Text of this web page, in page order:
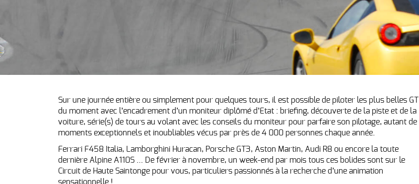
Sur une journée entière ou simplement pour quelques tours, il est possible de piloter les plus belles GT
du moment avec l’encadrement d’un moniteur diplômé d’Etat : briefing, découverte de la piste et de la
voiture, série(s) de tours au volant avec les conseils du moniteur pour parfaire son pilotage, autant de
moments exceptionnels et inoubliables vécus par près de 4 000 personnes chaque année.
Ferrari F458 Italia, Lamborghini Huracan, Porsche GT3, Aston Martin, Audi R8 ou encore la toute
dernière Alpine A110S … De février à novembre, un week-end par mois tous ces bolides sont sur le
Circuit de Haute Saintonge pour vous, particuliers passionnés à la recherche d’une animation
sensationnelle !